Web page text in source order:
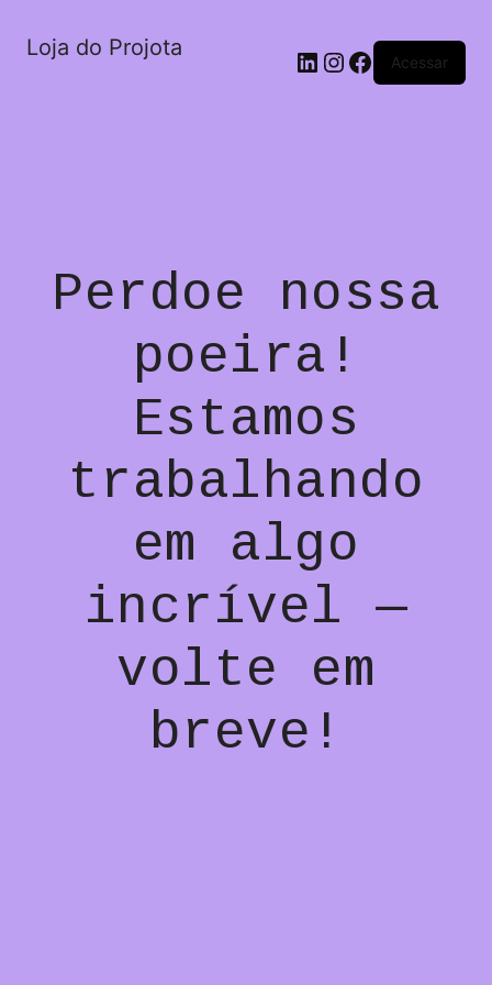
Loja do Projota LinkedIn
Instagram
Facebook
Acessar
Perdoe nossa
poeira!
Estamos
trabalhando
em algo
incrível —
volte em
breve!